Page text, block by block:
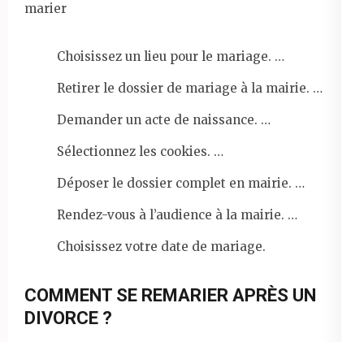
marier
Choisissez un lieu pour le mariage. …
Retirer le dossier de mariage à la mairie. …
Demander un acte de naissance. …
Sélectionnez les cookies. …
Déposer le dossier complet en mairie. …
Rendez-vous à l’audience à la mairie. …
Choisissez votre date de mariage.
COMMENT SE REMARIER APRÈS UN
DIVORCE ?